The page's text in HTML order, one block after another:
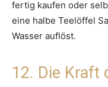
fertig kaufen oder
eine halbe Teelöffel
Wasser auflöst.
12. Die Kraft